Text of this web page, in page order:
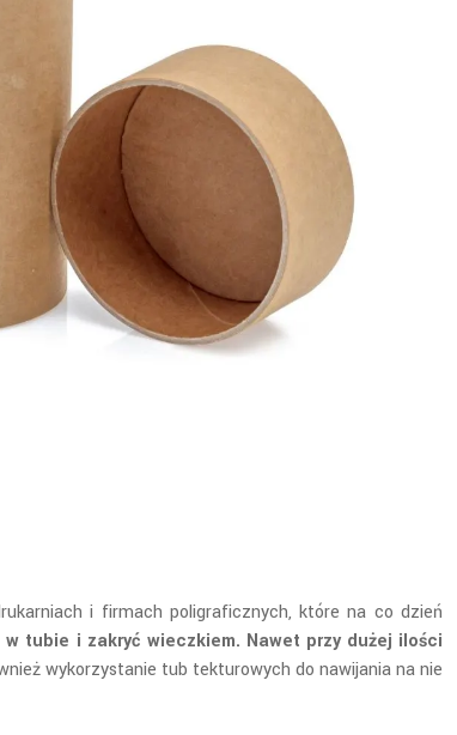
i firmach poligraficznych, które na co dzień
tubie i zakryć wieczkiem. Nawet przy dużej ilości
wykorzystanie tub tekturowych do nawijania na nie